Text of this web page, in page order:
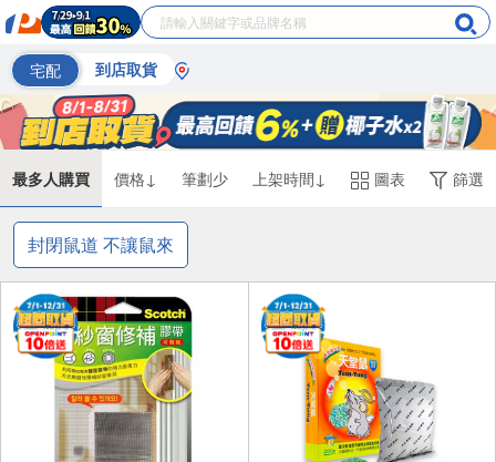
宅配 到店取貨
最多人購買 價格↓ 筆劃少 上架時間↓ 圖表 篩選
封閉鼠道 不讓鼠來